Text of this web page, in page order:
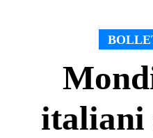
italiani